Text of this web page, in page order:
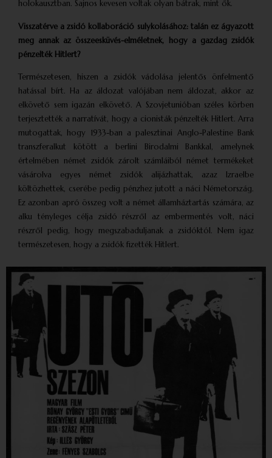
holokausztban. Sajnos kevesen voltak olyan bátrak, mint ők.
Visszatérve a zsidó kollaboráció sulykolásához: talán ez ágyazott
meg annak az összeesküvés-elméletnek, hogy a gazdag zsidók
pénzelték Hitlert?
Természetesen, hiszen a zsidók vádolása jelentős önfelmentő
hatással bírt. Ha az áldozat valójában nem áldozat, akkor az
elkövető sem igazán elkövető. A Szovjetunióban széles körben
terjesztették a narratívát, hogy a cionisták pénzelték Hitlert. Arra
mutogattak, hogy 1933-ban a palesztinai Anglo-Palestine Bank
transzfer­alkut kötött a berlini Birodalmi Bankkal, amelynek
értelmében német zsidók zárolt számláiból német termékeket
vásárolva egyes német zsidók alijázhattak, azaz Izraelbe
költözhettek, cserébe pedig pénzhez jutott a náci Németország.
Ez azonban apró összeg volt a német állam­háztartás számára, az
alku tényleges célja zsidó részről az embermentés volt, náci
részről pedig, hogy megszabaduljanak a zsidóktól. Nem igaz
természetesen, hogy a zsidók fizették Hitlert.